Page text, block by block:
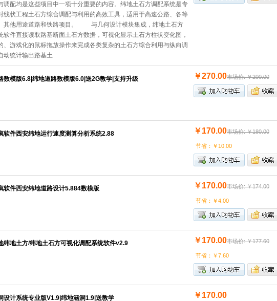
调配均是这些项目中一项十分重要的内容。纬地土石方调配系统是专
线状工程土石方综合调配与利用的高效工具，适用于高速公路、各等
其他用途道路和铁路项目。 与几何设计模块集成，纬地土石方
软件直接读取路基断面土石方数据，可视化显示土石方柱状变化图，
、游戏化的鼠标拖放操作来完成各类复杂的土石方综合利用与纵向调
动统计输出路基土
数模版6.8|纬地道路数模版6.0|送2G教学|支持升级 ￥270.00市场价: ￥200.00
软件西安纬地运行速度测算分析系统2.88 ￥170.00市场价: ￥180.00
节省：￥10.00
软件西安纬地道路设计5.884数模版 ￥170.00市场价: ￥174.00
节省：￥4.00
纬地土方/纬地土石方可视化调配系统软件v2.9 ￥170.00市场价: ￥177.60
节省：￥7.60
设计系统专业版V1.9|纬地涵洞1.9|送教学 ￥170.00